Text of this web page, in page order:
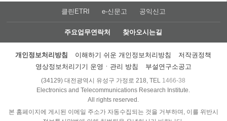
클린ETRI e-신문고 공익신고
주요업무연락처 찾아오시는길
개인정보처리방침 이해하기 쉬운 개인정보처리방침
저작권정책
영상정보처리기기 운영ㆍ관리 방침
부설연구소공고
(34129) 대전광역시 유성구 가정로 218, TEL 1466-38
Electronics and Telecommunications Research Institute.
All rights reserved.
본 홈페이지에 게시된 이메일 주소가 자동수집되는 것을 거부하며, 이를 위반시